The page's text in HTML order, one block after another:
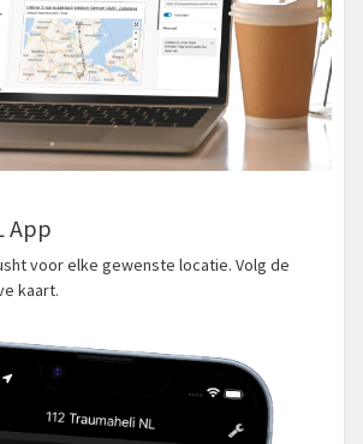
App
voor elke gewenste locatie. Volg de
kaart.